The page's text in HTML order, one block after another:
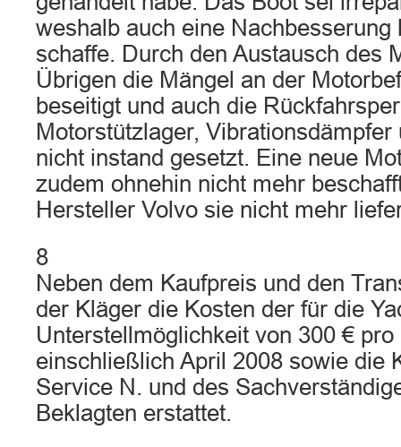
weshalb auch eine Nachbesserung
schaffe. Durch den Austausch des
Übrigen die Mängel an der
beseitigt und auch die
Motorstützlager,
nicht instand gesetzt. Eine neue
zudem ohnehin nicht mehr
Hersteller Volvo sie nicht mehr
8
Neben dem Kaufpreis und den
der Kläger die Kosten der für die
Unterstellmöglichkeit von 300 € pro
einschließlich April 2008 sowie die
Service N. und des
Beklagten erstattet.